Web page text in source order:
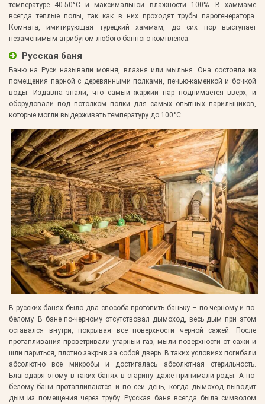
температуре 40-50°С и максимальной влажности 100%. В хаммаме
всегда теплые полы, так как в них проходят трубы парогенератора.
Комната, имитирующая турецкий хаммам, до сих пор выступает
незаменимым атрибутом любого банного комплекса.
Русская баня
Баню на Руси называли мовня, влазня или мыльня. Она состояла из
помещения парной с деревянными полками, печью-каменкой и бочкой
воды. Издавна знали, что самый жаркий пар поднимается вверх, и
оборудовали под потолком полки для самых опытных парильщиков,
которые могли выдерживать температуру до 100°С.
В русских банях было два способа протопить баньку – по-черному и по-
белому. В бане по-черному отсутствовал дымоход, весь дым при этом
оставался внутри, покрывая все поверхности черной сажей. После
протапливания проветривали угарный газ, мыли поверхности от сажи и
шли париться, плотно закрыв за собой дверь. В таких условиях погибали
абсолютно все микробы и достигалась абсолютная стерильность.
Благодаря этому в таких банях в старину даже принимали роды. А по-
белому бани протапливаются и по сей день, когда дымоход выводит
дым из помещения через трубу. Русская баня всегда была символом